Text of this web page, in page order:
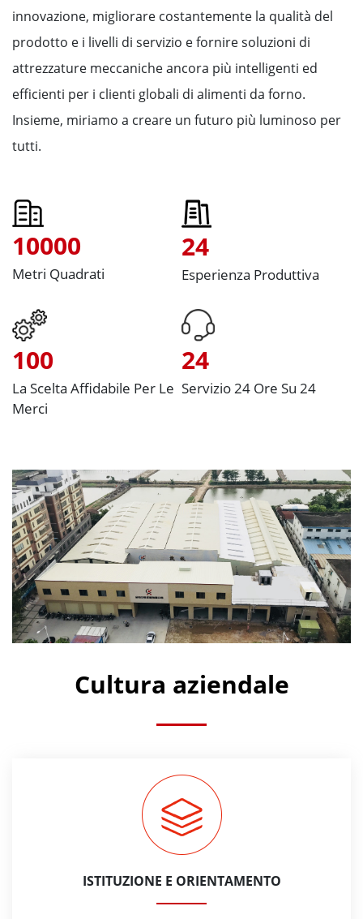
innovazione, migliorare costantemente la qualità del
prodotto e i livelli di servizio e fornire soluzioni di
attrezzature meccaniche ancora più intelligenti ed
efficienti per i clienti globali di alimenti da forno.
Insieme, miriamo a creare un futuro più luminoso per
tutti.
10000
Metri Quadrati
24
Esperienza Produttiva
100
La Scelta Affidabile Per Le
Merci
24
Servizio 24 Ore Su 24
Cultura aziendale
ISTITUZIONE E ORIENTAMENTO